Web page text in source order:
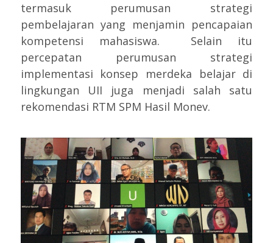
termasuk perumusan strategi
pembelajaran yang menjamin pencapaian
kompetensi mahasiswa. Selain itu
percepatan perumusan strategi
implementasi konsep merdeka belajar di
lingkungan UII juga menjadi salah satu
rekomendasi RTM SPM Hasil Monev.